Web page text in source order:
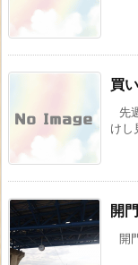
買
先
けし
開
開